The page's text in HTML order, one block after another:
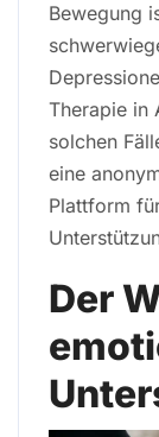
Bewegung
Therapie in
solchen
eine
Plattform
Der